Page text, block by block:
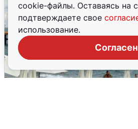
cookie-файлы. Оставаясь на
подтверждаете свое
использование.
Согласен